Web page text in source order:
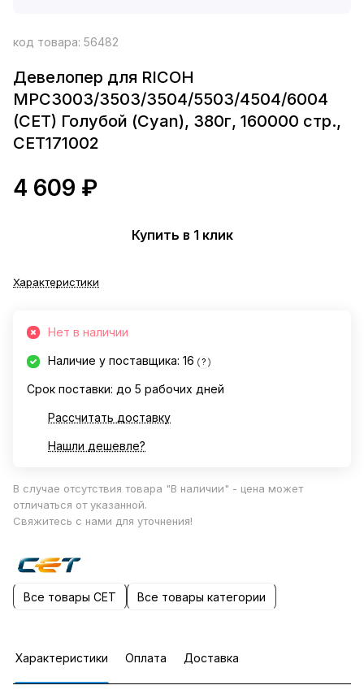
код товара: 56482
Девелопер для RICOH
MPC3003/3503/3504/5503/4504/6004
(CET) Голубой (Cyan), 380г, 160000 стр.,
CET171002
4 609 ₽
Купить в 1 клик
Характеристики
Нет в наличии
Наличие у поставщика: 16 ?
Срок поставки: до 5 рабочих дней
Рассчитать доставку
Нашли дешевле?
В случае отсутствия товара "В наличии" - цена может
отличаться от указанной.
Свяжитесь с нами для уточнения!
Все товары CET Все товары категории
Характеристики Оплата Доставка